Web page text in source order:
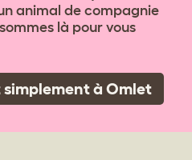
animal de compagnie
là pour vous
simplement à Omlet